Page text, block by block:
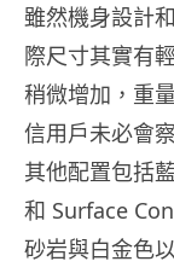
雖然機身設計
際尺寸其實有
稍微增加，重
信用戶未必會
其他配置包括
和 Surface
砂岩與白金色